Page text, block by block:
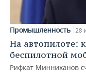
Промышленность 28
На автопилоте:
беспилотной
Рифкат Минниханов